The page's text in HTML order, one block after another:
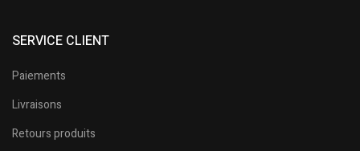
SERVICE CLIENT
Paiements
Livraisons
Retours produits